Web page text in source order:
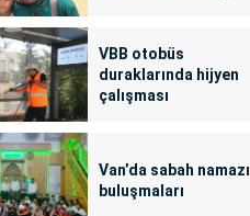
VBB otobüs
duraklarında hijyen
çalışması
Van’da sabah namazı
buluşmaları